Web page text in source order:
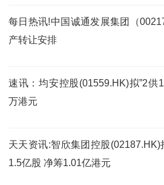
每日热讯!中国诚通发展集团（
产转让安排
速讯：均安控股(01559.HK)拟”2供
万港元
天天资讯:智欣集团控股
1.5亿股 净筹1.01亿港元